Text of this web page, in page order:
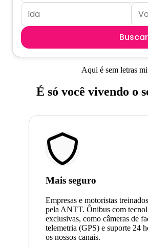
Buscar
Aqui é sem letras
É só você vivendo o
Mais seguro
Empresas e motoristas
pela ANTT. Ônibus com
exclusivas, como câmeras de
telemetria (GPS) e suporte 24
os nossos canais.